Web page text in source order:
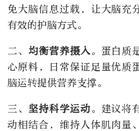
免大脑信息过载，让大脑充
有效的护脑方式。
二、 均衡营养摄入。蛋白质
心原料，日常保证足量优质
脑运转提供营养支撑。
三、 坚持科学运动。建议将
动相结合，维持人体肌肉量